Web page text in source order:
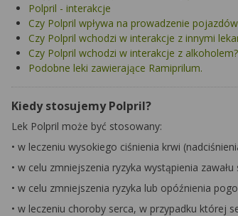
Polpril - interakcje
Czy Polpril wpływa na prowadzenie
Czy Polpril wchodzi w interakcje z innymi
Czy Polpril wchodzi w interakcje z alkoholem?
Podobne leki zawierające Ramiprilum.
Kiedy stosujemy Polpril?
Lek Polpril może być stosowany:
• w leczeniu wysokiego ciśnienia krwi
• w celu zmniejszenia ryzyka wystąpienia
• w celu zmniejszenia ryzyka lub opóźnienia
• w leczeniu choroby serca, w przypadku której